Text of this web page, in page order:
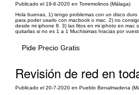
Publicado el 19-6-2020 en Torremolinos (Málaga)
Hola buenas, 1) tengo problemas con un disco
para poder usarlo con macbook o mac. 2) no
desde mi iphone 8. 3) las fitos en mi iphoto en mac
quitarlas si no es 1 a 1 Muchisimas hracias por
Pide Precio Gratis
Revisión de red en
Publicado el 20-7-2020 en Pueblo Benalmadena